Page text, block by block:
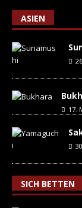
ASIEN
17.
SICH BETTEN